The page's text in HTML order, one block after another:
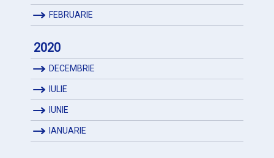
FEBRUARIE
2020
DECEMBRIE
IULIE
IUNIE
IANUARIE